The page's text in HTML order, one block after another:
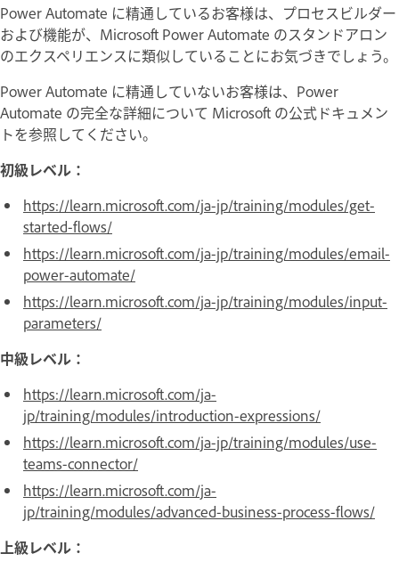
Power Automate に精通しているお客様は、プロセスビルダー
および機能が、Microsoft Power Automate のスタンドアロン
のエクスペリエンスに類似していることにお気づきでしょう。
Power Automate に精通していないお客様は、Power
Automate の完全な詳細について Microsoft の公式ドキュメン
トを参照してください。
初級レベル：
https://learn.microsoft.com/ja-jp/training/modules/get-
started-flows/
https://learn.microsoft.com/ja-jp/training/modules/email-
power-automate/
https://learn.microsoft.com/ja-jp/training/modules/input-
parameters/
中級レベル：
https://learn.microsoft.com/ja-
jp/training/modules/introduction-expressions/
https://learn.microsoft.com/ja-jp/training/modules/use-
teams-connector/
https://learn.microsoft.com/ja-
jp/training/modules/advanced-business-process-flows/
上級レベル：